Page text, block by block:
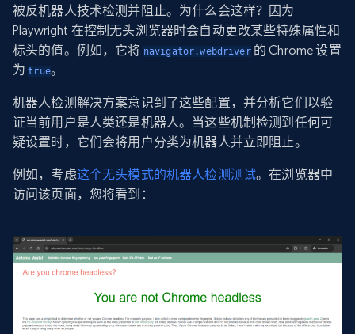
被反机器人技术检测并阻止。为什么会这样？因为
Playwright 在控制无头浏览器时会自动更改某些特殊属性和
标头的值。例如，它将 navigator.webdriver的 Chrome 设置
为true。
机器人检测解决方案意识到了这些配置，并分析它们以验
证当前用户是人类还是机器人。当这些机制检测到任何可
疑设置时，它们会将用户分类为机器人并立即阻止。
例如，考虑这个无头模式的机器人检测测试。在浏览器中
访问该页面，您将看到：